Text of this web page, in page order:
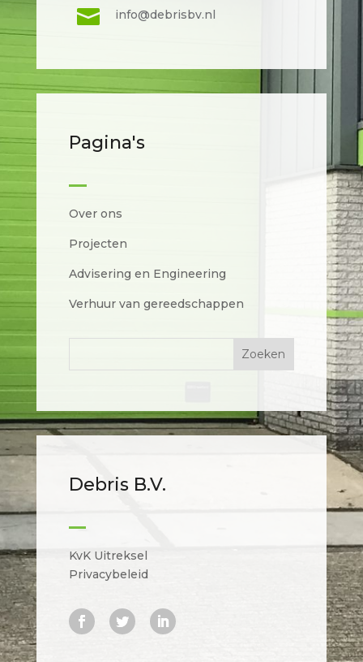
 info@debrisbv.nl
Pagina's
Over ons
Projecten
Advisering en Engineering
Verhuur van gereedschappen
Debris B.V.
KvK Uitreksel
Privacybeleid